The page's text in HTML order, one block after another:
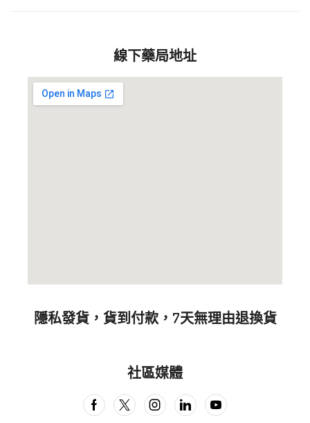
線下藥局地址
隱私發貨，貨到付款，7天無理由退換貨
社區媒體